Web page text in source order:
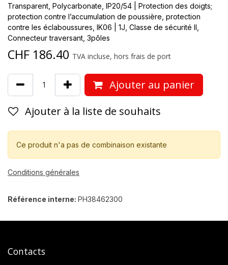
Transparent, Polycarbonate, IP20/54 | Protection des doigts;
protection contre l’accumulation de poussière, protection
contre les éclaboussures, IK06 | 1J, Classe de sécurité II,
Connecteur traversant, 3pôles
CHF 186.40 TVA incluse, hors frais de port
Ajouter au panier
Ajouter à la liste de souhaits
Ce produit n'a pas de combinaison existante
Conditions générales
Référence interne: PH38462300
Contacts